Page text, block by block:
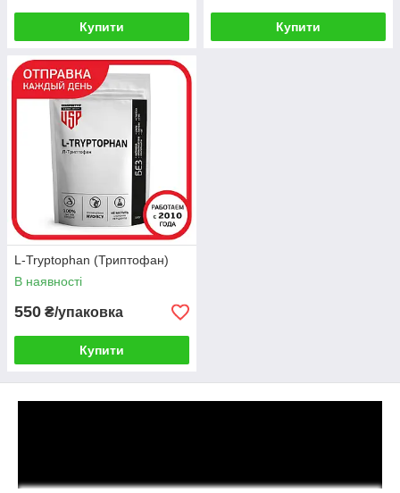
Купити Купити
L-Tryptophan (Триптофан)
В наявності
550 ₴/упаковка
Купити